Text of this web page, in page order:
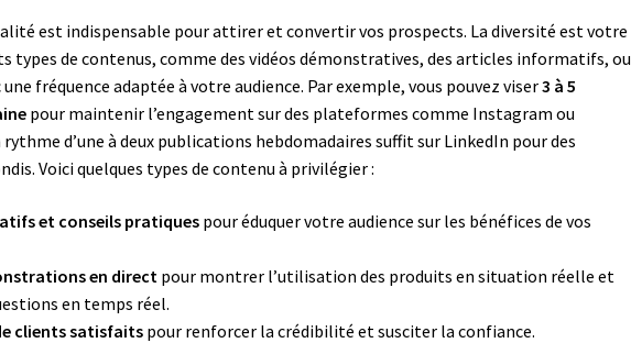
est indispensable pour attirer et convertir vos prospects. La diversité est votre
types de contenus, comme des vidéos démonstratives, des articles informatifs, ou
fréquence adaptée à votre audience. Par exemple, vous pouvez viser3 à 5
pour maintenir l’engagement sur des plateformes comme Instagram ou
rythme d’une à deux publications hebdomadaires suffit sur LinkedIn pour des
Voici quelques types de contenu à privilégier :
et conseils pratiques pour éduquer votre audience sur les bénéfices de vos
en direct pour montrer l’utilisation des produits en situation réelle et
en temps réel.
clients satisfaitspour renforcer la crédibilité et susciter la confiance.